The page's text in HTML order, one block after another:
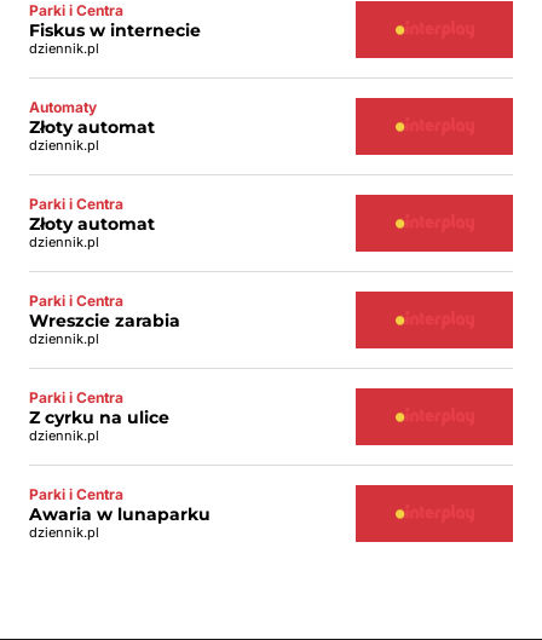
Parki i Centra
Fiskus w internecie
dziennik.pl
Automaty
Złoty automat
dziennik.pl
Parki i Centra
Złoty automat
dziennik.pl
Parki i Centra
Wreszcie zarabia
dziennik.pl
Parki i Centra
Z cyrku na ulice
dziennik.pl
Parki i Centra
Awaria w lunaparku
dziennik.pl